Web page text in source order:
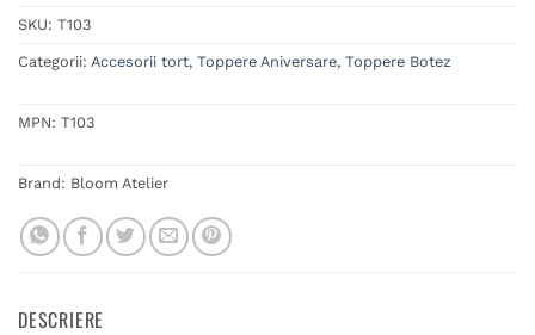
SKU: T103
Categorii: Accesorii tort, Toppere Aniversare, Toppere Botez
MPN: T103
Brand: Bloom Atelier
DESCRIERE